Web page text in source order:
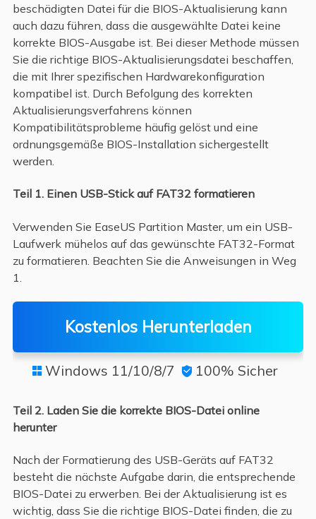
beschädigten Datei für die BIOS-Aktualisierung kann
auch dazu führen, dass die ausgewählte Datei keine
korrekte BIOS-Ausgabe ist. Bei dieser Methode müssen
Sie die richtige BIOS-Aktualisierungsdatei beschaffen,
die mit Ihrer spezifischen Hardwarekonfiguration
kompatibel ist. Durch Befolgung des korrekten
Aktualisierungsverfahrens können
Kompatibilitätsprobleme häufig gelöst und eine
ordnungsgemäße BIOS-Installation sichergestellt
werden.
Teil 1. Einen USB-Stick auf FAT32 formatieren
Verwenden Sie EaseUS Partition Master, um ein USB-
Laufwerk mühelos auf das gewünschte FAT32-Format
zu formatieren. Beachten Sie die Anweisungen in Weg
1.
Kostenlos Herunterladen
 Windows 11/10/8/7  100% Sicher
Teil 2. Laden Sie die korrekte BIOS-Datei online
herunter
Nach der Formatierung des USB-Geräts auf FAT32
besteht die nächste Aufgabe darin, die entsprechende
BIOS-Datei zu erwerben. Bei der Aktualisierung ist es
wichtig, dass Sie die richtige BIOS-Datei finden, die zu